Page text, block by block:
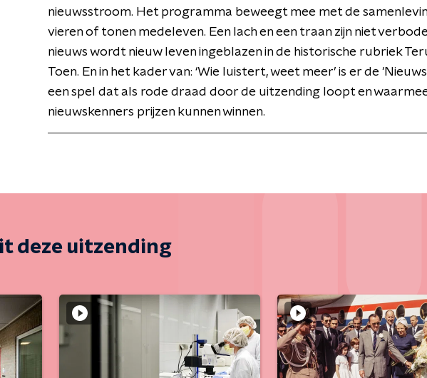
nieuwsstroom. Het programma beweegt mee met de
vieren of tonen medeleven. Een lach en een traan zijn niet
nieuws wordt nieuw leven ingeblazen in de historische rubriek
Toen. En in het kader van: ‘Wie luistert, weet meer’ is er de
een spel dat als rode draad door de uitzending loopt en
nieuwskenners prijzen kunnen winnen.
deze uitzending